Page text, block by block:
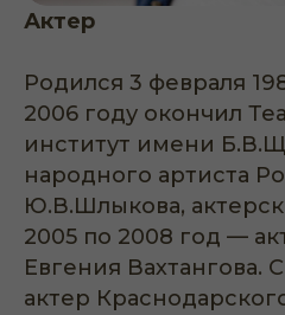
Актер
Родился 3 февраля
2006 году окончил
институт имени
народного артиста
Ю.В.Шлыкова,
2005 по 2008 год —
Евгения Вахтангова.
актер